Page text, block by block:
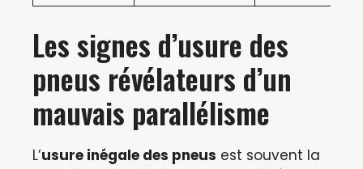
Les signes d’usure des
pneus révélateurs d’un
mauvais parallélisme
L’usure inégale des pneus est souvent la